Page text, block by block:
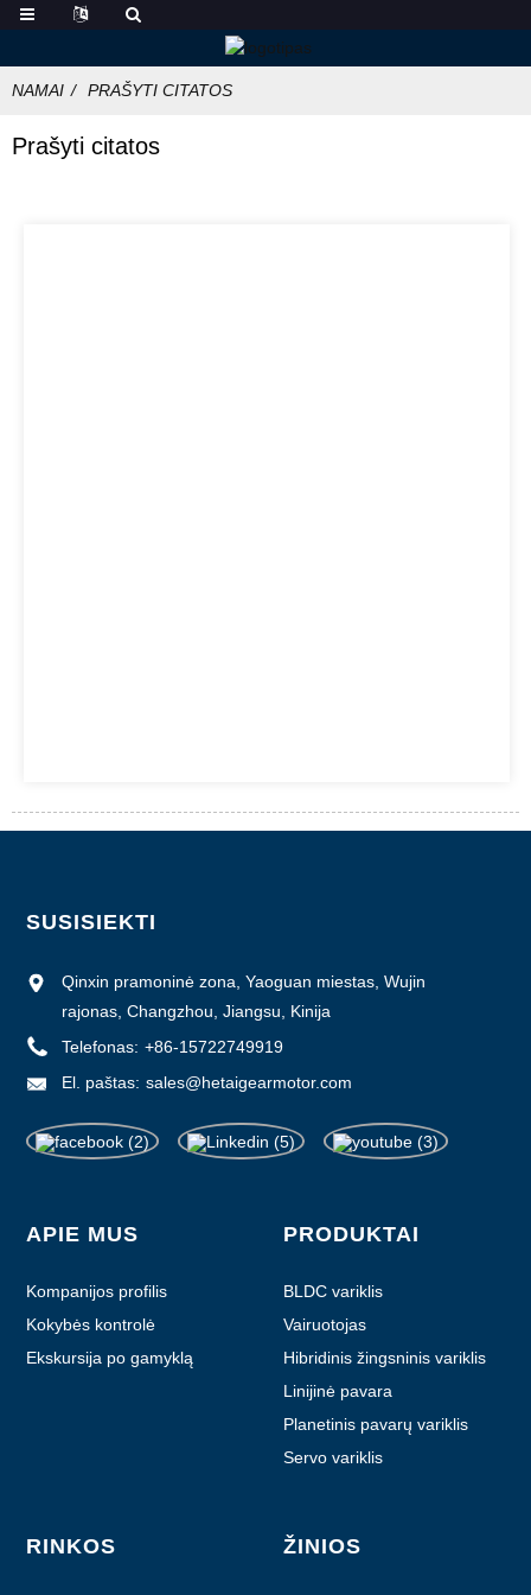
NAMAI PRAŠYTI CITATOS
Prašyti citatos
SUSISIEKTI
Qinxin pramoninė zona, Yaoguan miestas, Wujin
rajonas, Changzhou, Jiangsu, Kinija
Telefonas: +86-15722749919
El. paštas: sales@hetaigearmotor.com
APIE MUS
Kompanijos profilis
Kokybės kontrolė
Ekskursija po gamyklą
PRODUKTAI
BLDC variklis
Vairuotojas
Hibridinis žingsninis variklis
Linijinė pavara
Planetinis pavarų variklis
Servo variklis
RINKOS ŽINIOS